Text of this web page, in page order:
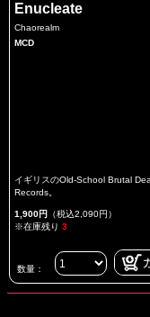
Enucleate
Chaorealm
MCD
イギリスのOld-School Brutal
Records。
1,900円 （税込2,090円）
※在庫残り 3
数量：